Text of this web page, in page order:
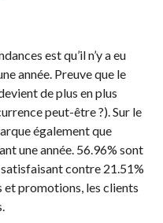
est qu’il n’y a eu
année. Preuve que le
de plus en plus
peut-être ?). Sur le
également que
une année. 56.96% sont
contre 21.51%
et promotions, les clients